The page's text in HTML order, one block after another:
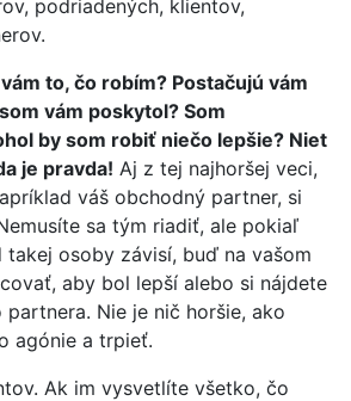
podriadených, klientov,
vám to, čo robím? Postačujú vám
vám poskytol? Som
by som robiť niečo lepšie? Niet
je pravda! Aj z tej najhoršej veci,
váš obchodný partner, si
sa tým riadiť, ale pokiaľ
takej osoby závisí, buď na vašom
aby bol lepší alebo si nájdete
partnera. Nie je nič horšie, ako
agónie a trpieť.
Ak im vysvetlíte všetko, čo